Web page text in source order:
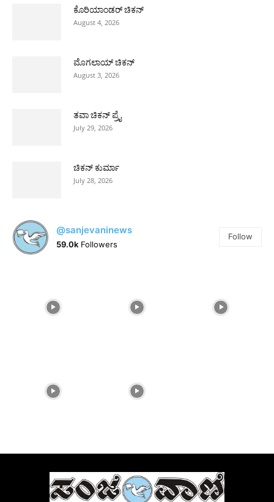
ಕೊರಿಯಾಂಡರ್ ಚಿಕನ್
August 4, 2026
ಮೊಗಲಾಯ್ ಚಿಕನ್
August 3, 2026
ತವಾ ಚಿಕನ್ ಪ್ರೈ
July 29, 2026
ಚಿಕನ್ ಕುರ್ಮಾ
July 28, 2026
@sanjevaninews
59.0k Followers
Follow